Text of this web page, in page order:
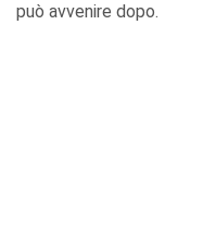
può avvenire dopo.